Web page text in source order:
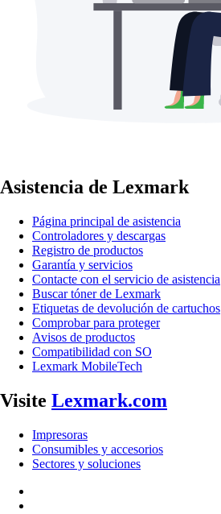
Asistencia de Lexmark
Página principal de asistencia
Controladores y descargas
Registro de productos
Garantía y servicios
Contacte con el servicio de asistencia
Buscar tóner de Lexmark
Etiquetas de devolución de cartuchos
Comprobar para proteger
Avisos de productos
Compatibilidad con SO
Lexmark MobileTech
Visite Lexmark.com
Impresoras
Consumibles y accesorios
Sectores y soluciones